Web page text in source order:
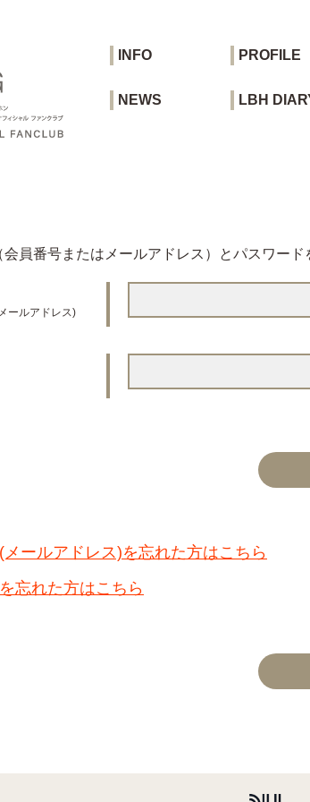
INFO PROFILE
NEWS LBH
会員番号またはメールアドレス）とパスワー
ールアドレス)
メールアドレス)を忘れた方はこちら
忘れた方はこちら